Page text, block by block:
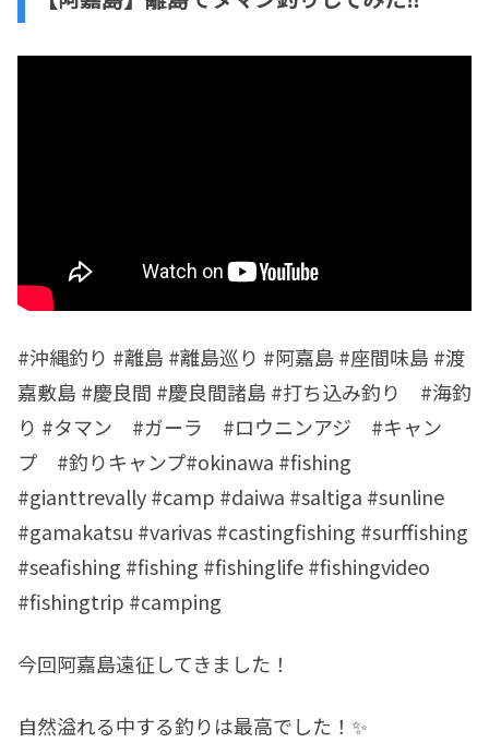
#沖縄釣り #離島 #離島巡り #阿嘉島 #座間味島 #渡
嘉敷島 #慶良間 #慶良間諸島 #打ち込み釣り #海釣
り #タマン #ガーラ #ロウニンアジ #キャン
プ #釣りキャンプ#okinawa #fishing
#gianttrevally #camp #daiwa #saltiga #sunline
#gamakatsu #varivas #castingfishing #surffishing
#seafishing #fishing #fishinglife #fishingvideo
#fishingtrip #camping
今回阿嘉島遠征してきました！
自然溢れる中する釣りは最高でした！✨